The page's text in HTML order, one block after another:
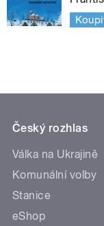
Český rozhlas
Válka na Ukrajině
Komunální volby
Stanice
eShop